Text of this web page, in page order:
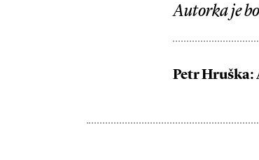
Autorka je
Petr Hruška: